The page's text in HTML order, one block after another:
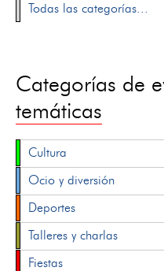
Todas las categorías...
Categorías de
temáticas
Cultura
Ocio y diversión
Deportes
Talleres y charlas
Fiestas